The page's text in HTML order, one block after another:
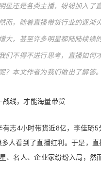
星还是各类主播，纷纷加入了
而，随着直播带货行业的逐渐
大，甚至许多明星都陆陆续续
们不得不进行思考，直播如何
？本文作者为我们做出了解答。
有志4小时带货近8亿，李佳琦5
人看到了直播红利。于是，
、名人、企业家纷纷入局，然